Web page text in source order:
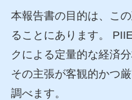
本報告書の目的は、こ
ることにあります。
クによる定量的な経済
その主張が客観的かつ
調べます。